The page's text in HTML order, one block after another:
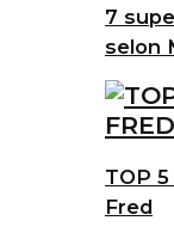
7
selon
TOP
Fred